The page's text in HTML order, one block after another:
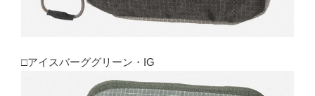
□アイスバーググリーン・IG